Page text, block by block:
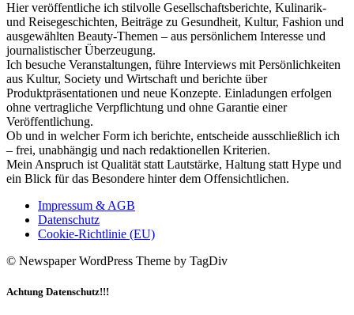
Hier veröffentliche ich stilvolle Gesellschaftsberichte, Kulinarik-
und Reisegeschichten, Beiträge zu Gesundheit, Kultur, Fashion und
ausgewählten Beauty-Themen – aus persönlichem Interesse und
journalistischer Überzeugung.
Ich besuche Veranstaltungen, führe Interviews mit Persönlichkeiten
aus Kultur, Society und Wirtschaft und berichte über
Produktpräsentationen und neue Konzepte. Einladungen erfolgen
ohne vertragliche Verpflichtung und ohne Garantie einer
Veröffentlichung.
Ob und in welcher Form ich berichte, entscheide ausschließlich ich
– frei, unabhängig und nach redaktionellen Kriterien.
Mein Anspruch ist Qualität statt Lautstärke, Haltung statt Hype und
ein Blick für das Besondere hinter dem Offensichtlichen.
Impressum & AGB
Datenschutz
Cookie-Richtlinie (EU)
© Newspaper WordPress Theme by TagDiv
Achtung Datenschutz!!!